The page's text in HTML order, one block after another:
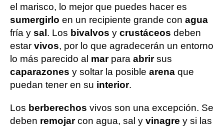
el marisco, lo mejor que puedes hacer es
sumergirlo en un recipiente grande con agua
fría y sal . Los bivalvos y crustáceos deben
estar vivos, por lo que agradecerán un entorno
lo más parecido al mar para abrirsus
caparazones y soltar la posible arena que
puedan tener en su interior.
Los berberechos vivos son una excepción. Se
deben remojarcon agua, sal y vinagre y si las